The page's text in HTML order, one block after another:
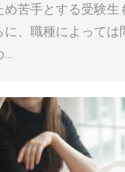
め苦手とする受験生
に、職種によっては